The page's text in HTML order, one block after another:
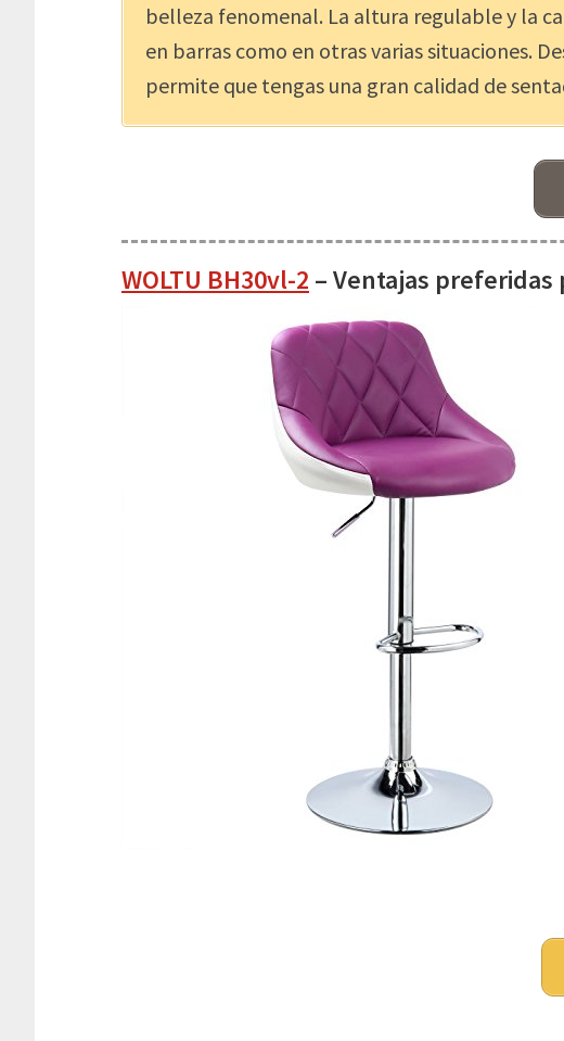
belleza fenomenal. La altura regulable y la
en barras como en otras varias situaciones.
permite que tengas una gran calidad de
WOLTU BH30vl-2 – Ventajas preferidas